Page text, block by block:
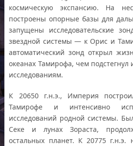
космическую экспансию. На
построены опорные базы для
запущены исследовательские
звездной системы — к Орис и
автоматический зонд открыл
океанах Тамирофа, чем
исследованиям.
К 20650 г.н.э., Империя
Тамирофе и интенсивно
исследований родной системы.
Секе и лунах Зораста,
остальных планет. К 20775 г.н.э.